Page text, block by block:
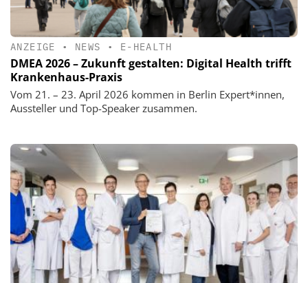
ANZEIGE • NEWS • E-HEALTH
DMEA 2026 – Zukunft gestalten: Digital Health trifft
Krankenhaus-Praxis
Vom 21. – 23. April 2026 kommen in Berlin Expert*innen,
Aussteller und Top-Speaker zusammen.